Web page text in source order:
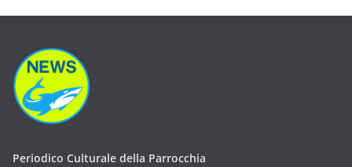
Periodico Culturale della Parrocchia